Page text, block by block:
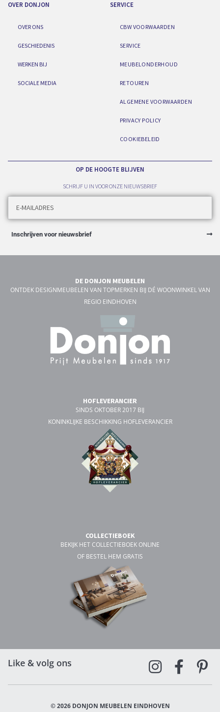
OVER DONJON
OVER ONS
GESCHIEDENIS
WERKEN BIJ
SOCIALE MEDIA
SERVICE
CBW VOORWAARDEN
SERVICE
MEUBELONDERHOUD
RETOUREN
ALGEMENE VOORWAARDEN
PRIVACY POLICY
COOKIEBELEID
OP DE HOOGTE BLIJVEN
SCHRIJF U IN VOOR ONZE NIEUWSBRIEF
Inschrijven voor nieuwsbrief
DE DONJON MEUBELEN
ONTDEK DESIGNMEUBELEN VAN TOPMERKEN BIJ DÉ WOONWINKEL VAN
REGIO EINDHOVEN
HOFLEVERANCIER
SINDS OKTOBER 2017 BIJ
KONINKLIJKE BESCHIKKING HOFLEVERANCIER
COLLECTIEBOEK
BEKIJK HET COLLECTIEBOEK ONLINE
OF BESTEL HEM GRATIS
Like & volg ons
© 2026 DONJON MEUBELEN EINDHOVEN